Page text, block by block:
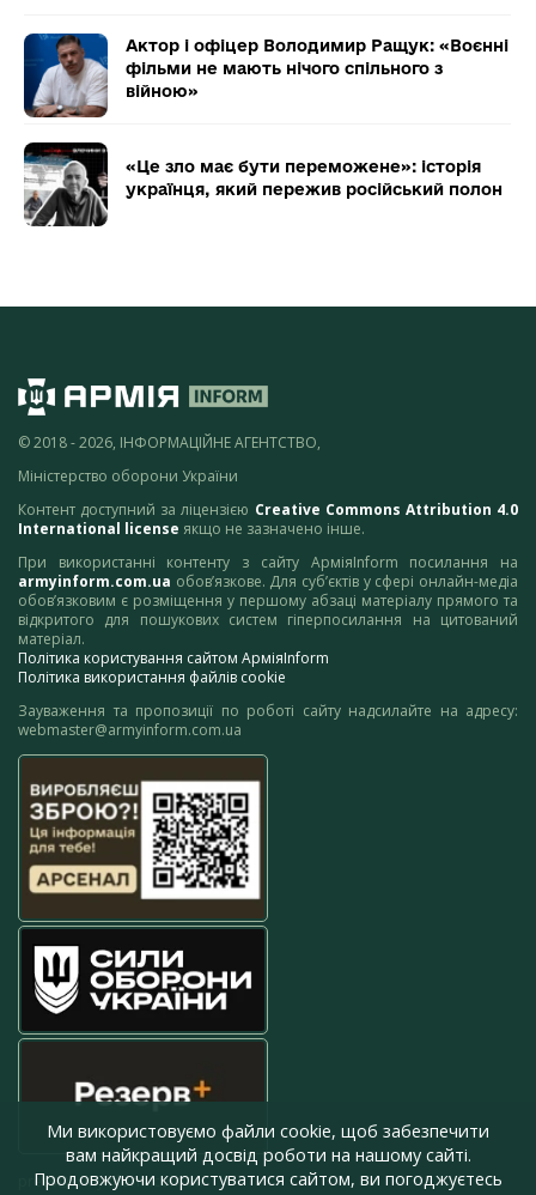
Актор і офіцер Володимир Ращук: «Воєнні
фільми не мають нічого спільного з
війною»
«Це зло має бути переможене»: історія
українця, який пережив російський полон
© 2018 - 2026, ІНФОРМАЦІЙНЕ АГЕНТСТВО,
Міністерство оборони України
Контент доступний за ліцензією Creative Commons Attribution 4.0
International license якщо не зазначено інше.
При використанні контенту з сайту АрміяInform посилання на
armyinform.com.ua обов’язкове. Для суб’єктів у сфері онлайн-медіа
обов’язковим є розміщення у першому абзаці матеріалу прямого та
відкритого для пошукових систем гіперпосилання на цитований
матеріал.
Політика користування сайтом АрміяInform
Політика використання файлів cookie
Зауваження та пропозиції по роботі сайту надсилайте на адресу:
webmaster@armyinform.com.ua
press@armyinform.com.ua
Ми використовуємо файли cookie, щоб забезпечити
вам найкращий досвід роботи на нашому сайті.
Продовжуючи користуватися сайтом, ви погоджуєтесь